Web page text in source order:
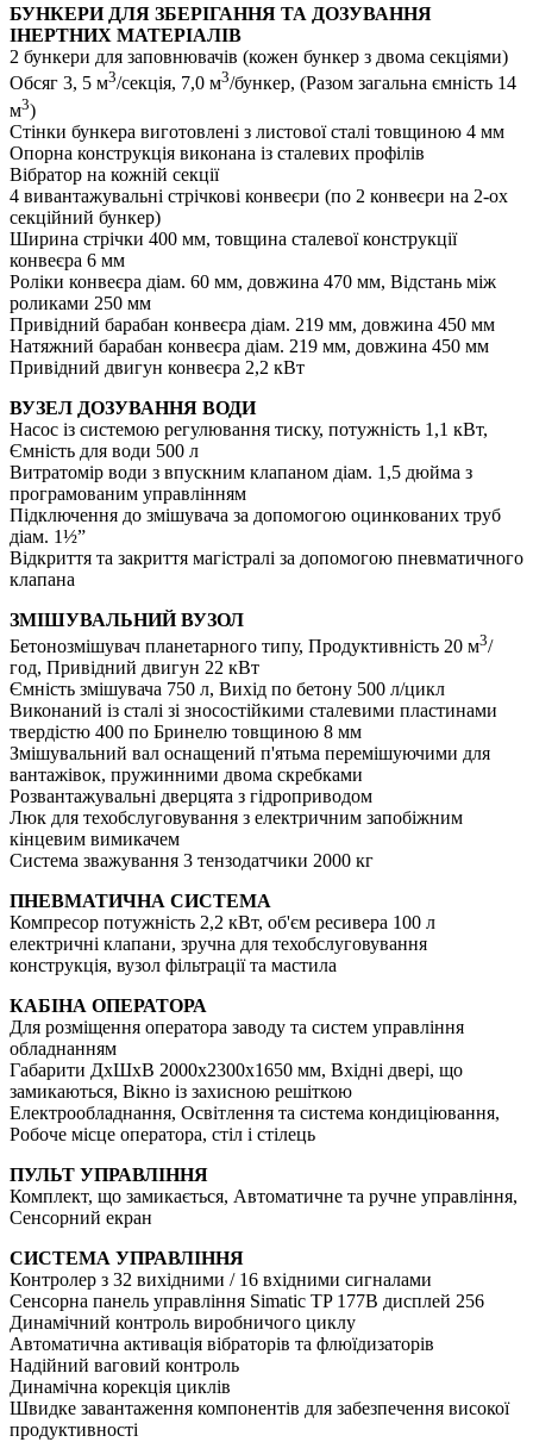
БУНКЕРИ ДЛЯ ЗБЕРІГАННЯ ТА ДОЗУВАННЯ
ІНЕРТНИХ МАТЕРІАЛІВ
2 бункери для заповнювачів (кожен бункер з двома секціями)
Обсяг 3, 5 м3/секція, 7,0 м3/бункер, (Разом загальна ємність 14
м3)
Стінки бункера виготовлені з листової сталі товщиною 4 мм
Опорна конструкція виконана із сталевих профілів
Вібратор на кожній секції
4 вивантажувальні стрічкові конвеєри (по 2 конвеєри на 2-ох
секційний бункер)
Ширина стрічки 400 мм, товщина сталевої конструкції
конвеєра 6 мм
Роліки конвеєра діам. 60 мм, довжина 470 мм, Відстань між
роликами 250 мм
Привідний барабан конвеєра діам. 219 мм, довжина 450 мм
Натяжний барабан конвеєра діам. 219 мм, довжина 450 мм
Привідний двигун конвеєра 2,2 кВт
ВУЗЕЛ ДОЗУВАННЯ ВОДИ
Насос із системою регулювання тиску, потужність 1,1 кВт,
Ємність для води 500 л
Витратомір води з впускним клапаном діам. 1,5 дюйма з
програмованим управлінням
Підключення до змішувача за допомогою оцинкованих труб
діам. 1½”
Відкриття та закриття магістралі за допомогою пневматичного
клапана
ЗМІШУВАЛЬНИЙ ВУЗОЛ
Бетонозмішувач планетарного типу, Продуктивність 20 м3/
год, Привідний двигун 22 кВт
Ємність змішувача 750 л, Вихід по бетону 500 л/цикл
Виконаний із сталі зі зносостійкими сталевими пластинами
твердістю 400 по Бринелю товщиною 8 мм
Змішувальний вал оснащений п'ятьма перемішуючими для
вантажівок, пружинними двома скребками
Розвантажувальні дверцята з гідроприводом
Люк для техобслуговування з електричним запобіжним
кінцевим вимикачем
Система зважування 3 тензодатчики 2000 кг
ПНЕВМАТИЧНА СИСТЕМА
Компресор потужність 2,2 кВт, об'єм ресивера 100 л
електричні клапани, зручна для техобслуговування
конструкція, вузол фільтрації та мастила
КАБІНА ОПЕРАТОРА
Для розміщення оператора заводу та систем управління
обладнанням
Габарити ДхШхВ 2000х2300х1650 мм, Вхідні двері, що
замикаються, Вікно із захисною решіткою
Електрообладнання, Освітлення та система кондиціювання,
Робоче місце оператора, стіл і стілець
ПУЛЬТ УПРАВЛІННЯ
Комплект, що замикається, Автоматичне та ручне управління,
Сенсорний екран
СИСТЕМА УПРАВЛІННЯ
Контролер з 32 вихідними / 16 вхідними сигналами
Сенсорна панель управління Simatic TP 177B дисплей 256
Динамічний контроль виробничого циклу
Автоматична активація вібраторів та флюїдизаторів
Надійний ваговий контроль
Динамічна корекція циклів
Швидке завантаження компонентів для забезпечення високої
продуктивності